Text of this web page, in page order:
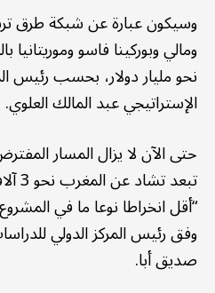
وسيكون عبارة عن شبكة طرق
ومالي وبوركينا فاسو
نحو مليار دولار، بحسب رئيس
الإستراتيجي عبد المالك العلوي.
حتى الآن لا يزال المسار
“أقل انخراطا نوعا ما في
وفق رئيس المركز الدولي
صديق أبا.